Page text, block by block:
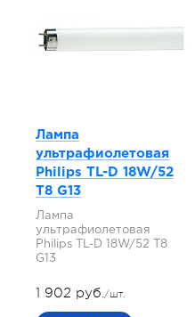
Лампа
ультрафиолетовая
Philips TL-D 18W/52
T8 G13
Лампа
ультрафиолетовая
Philips TL-D 18W/52 T8
G13
1 902 руб./шт.